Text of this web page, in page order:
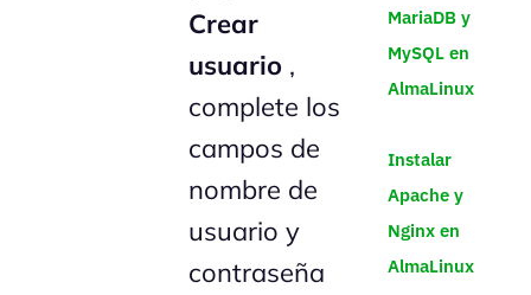
Crear
usuario ,
complete los
campos de
nombre de
usuario y
contraseña
MariaDB y
MySQL en
AlmaLinux
Instalar
Apache y
Nginx en
AlmaLinux